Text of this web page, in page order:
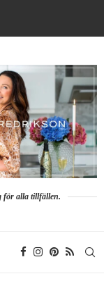
för alla tillfällen.